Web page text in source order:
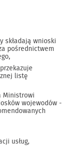
składają wnioski
pośrednictwem
listę
Ministrowi
wojewodów -
usług,